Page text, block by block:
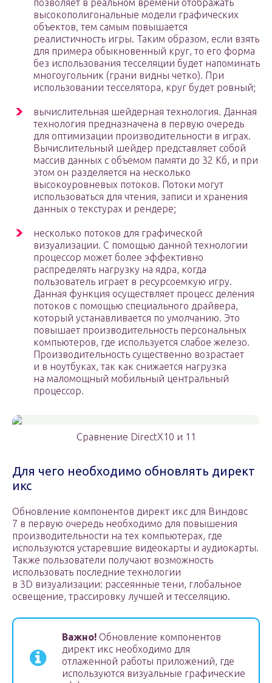
позволяет в реальном времени отображать
высокополигональные модели графических
объектов, тем самым повышается
реалистичность игры. Таким образом, если взять
для примера обыкновенный круг, то его форма
без использования тесселяции будет напоминать
многоугольник (грани видны четко). При
использовании тесселятора, круг будет ровный;
вычислительная шейдерная технология. Данная
технология предназначена в первую очередь
для оптимизации производительности в играх.
Вычислительный шейдер представляет собой
массив данных с объемом памяти до 32 Кб, и при
этом он разделяется на несколько
высокоуровневых потоков. Потоки могут
использоваться для чтения, записи и хранения
данных о текстурах и рендере;
несколько потоков для графической
визуализации. С помощью данной технологии
процессор может более эффективно
распределять нагрузку на ядра, когда
пользователь играет в ресурсоемкую игру.
Данная функция осуществляет процесс деления
потоков с помощью специального драйвера,
который устанавливается по умолчанию. Это
повышает производительность персональных
компьютеров, где используется слабое железо.
Производительность существенно возрастает
и в ноутбуках, так как снижается нагрузка
на маломощный мобильный центральный
процессор.
Сравнение DirectX10 и 11
Для чего необходимо обновлять директ
икс
Обновление компонентов директ икс для Виндовс
7 в первую очередь необходимо для повышения
производительности на тех компьютерах, где
используются устаревшие видеокарты и аудиокарты.
Также пользователи получают возможность
использовать последние технологии
в 3D визуализации: рассеянные тени, глобальное
освещение, трассировку лучшей и тесселяцию.
Важно! Обновление компонентов
директ икс необходимо для
отлаженной работы приложений, где
используются визуальные графические